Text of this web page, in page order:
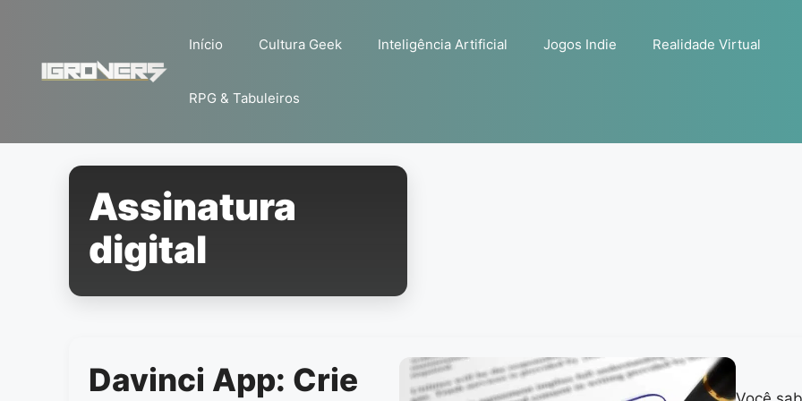
conteúdo
Início Cultura Geek Inteligência Artificial Jogos Indie Realidade Virtual
RPG & Tabuleiros
Assinatura
digital
Davinci App: Crie